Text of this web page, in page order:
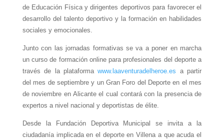
de Educación Física y dirigentes deportivos para favorecer el
desarrollo del talento deportivo y la formación en habilidades
sociales y emocionales.
Junto con las jornadas formativas se va a poner en marcha
un curso de formación online para profesionales del deporte a
través de la plataformawww.laaventuradelheroe.es a partir
del mes de septiembre y un Gran Foro del Deporte en el mes
de noviembre en Alicante el cual contará con la presencia de
expertos a nivel nacional y deportistas de élite.
Desde la Fundación Deportiva Municipal se invita a la
ciudadanía implicada en el deporte en Villena a que acuda el